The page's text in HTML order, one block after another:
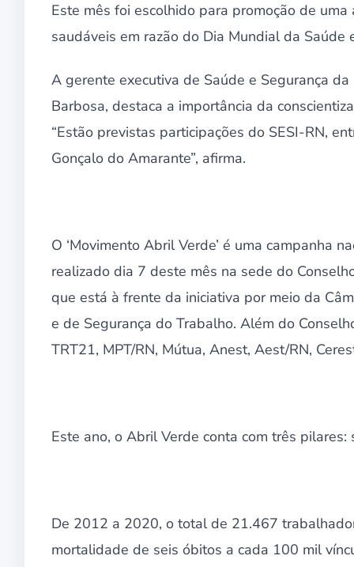
Este mês foi escolhido para promoção de
saudáveis em razão do Dia Mundial da
A gerente executiva de Saúde e Segurança
Barbosa, destaca a importância da
“Estão previstas participações do SESI-RN,
Gonçalo do Amarante”, afirma.
O ‘Movimento Abril Verde’ é uma campanha
realizado dia 7 deste mês na sede do
que está à frente da iniciativa por meio da
e de Segurança do Trabalho. Além do
TRT21, MPT/RN, Mútua, Anest, Aest/RN,
Este ano, o Abril Verde conta com três
De 2012 a 2020, o total de 21.467
mortalidade de seis óbitos a cada 100 mil